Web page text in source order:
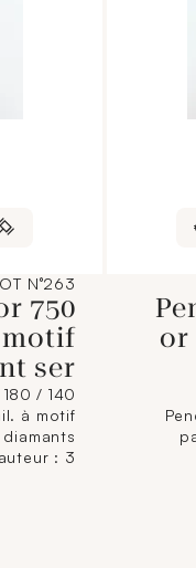
or
N°263
750
motif
ser
140 / 180 €
à motif
: 3